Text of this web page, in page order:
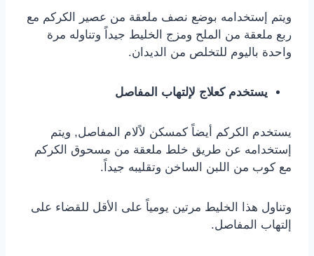
ويتم إستخدامه بوضع نصف ملعقة من عصير الكركم مع
ربع ملعقة من الملح ومزج الخليط جيداً وتناوله مرة
واحدة باليوم للتخلص من الديدان.
يستخدم كعلاج لإلتهاب المفاصل
يستخدم الكركم أيضاً كمسكن لاًلام المفاصل, ويتم
إستخدامه عن طريق خلط ملعقة من مسحوق الكركم
مع كوب من اللبن الساخن وتقليبه جيداً.
وتناول هذا الخليط مرتين يومياً على الأقل للقضاء على
إلتهاب المفاصل.